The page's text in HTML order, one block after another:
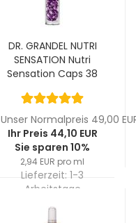
DR. GRANDEL NUTRI
SENSATION Nutri
Sensation Caps 38
Unser Normalpreis 49,00
Ihr Preis 44,10 EUR
Sie sparen 10%
2,94 EUR pro ml
Lieferzeit: 1-3
Arbeitstage